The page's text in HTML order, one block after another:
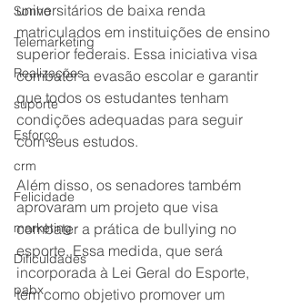
Sonho
Telemarketing
Realizações
suporte
Esforço
crm
Felicidade
marketing
Dificuldades
pabx
universitários de baixa renda
matriculados em instituições de ensino
superior federais. Essa iniciativa visa
combater a evasão escolar e garantir
que todos os estudantes tenham
condições adequadas para seguir
com seus estudos.
Além disso, os senadores também
aprovaram um projeto que visa
combater a prática de bullying no
esporte. Essa medida, que será
incorporada à Lei Geral do Esporte,
tem como objetivo promover um